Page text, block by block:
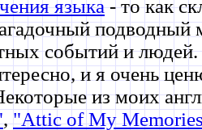
языка- то как
подводный
событий и
и я очень
из моих
,"Attic of My